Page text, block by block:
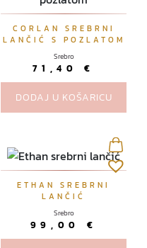
u
o
b
a
n
r
CORLAN SREBRNI
LANČIĆ S POZLATOM
Srebro
71,40 €
DODAJ U KOŠARICU
ETHAN SREBRNI
LANČIĆ
Srebro
99,00 €